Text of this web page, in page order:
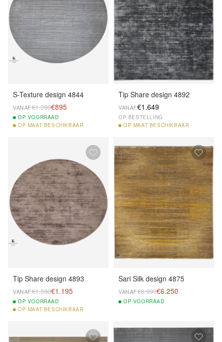
S-Texture design 4844
VANAF€1.399€895
OP VOORRAAD
OP MAAT BESCHIKBAAR
Tip Share design 4892
VANAF€1.649
OP BESTELLING
OP MAAT BESCHIKBAAR
Tip Share design 4893
VANAF€1.590€1.195
OP VOORRAAD
OP MAAT BESCHIKBAAR
Sari Silk design 4875
VANAF€6.990€6.250
OP VOORRAAD